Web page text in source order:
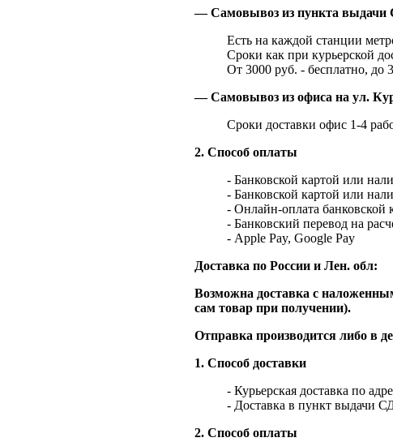
— Самовывоз из пункта
Есть на каждой станции
Сроки как при курьерской
От 3000 руб. - бесплатно, до
— Самовывоз из офиса на ул.
Сроки доставки офис 1-4
2. Способ оплаты
- Банковской картой или
- Банковской картой или
- Онлайн-оплата банковской
- Банковский перевод на
- Apple Pay, Google Pay
Доставка по России и Лен. обл:
Возможна доставка с
сам товар при получении).
Отправка производится либо в
1. Способ доставки
- Курьерская доставка по
- Доставка в пункт выдачи
2. Способ оплаты